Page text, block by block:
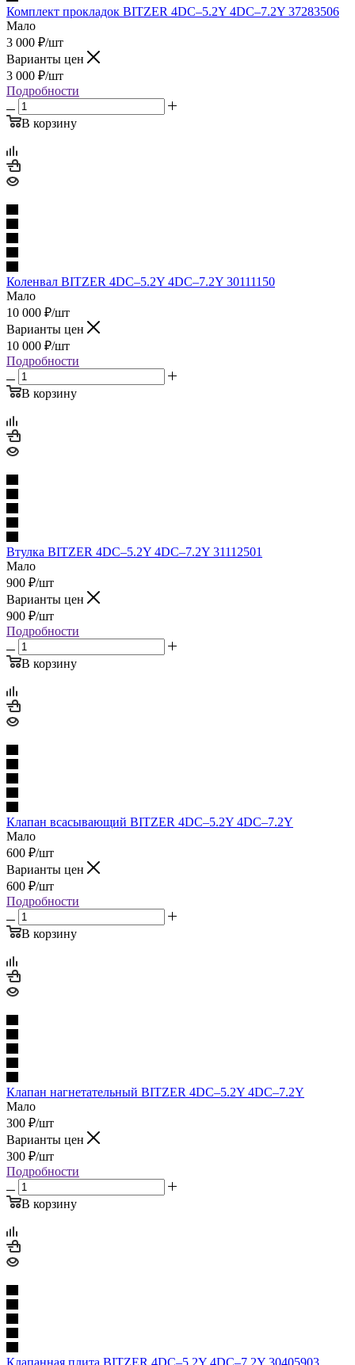
Комплект прокладок BITZER 4DC–5.2Y 4DC–7.2Y 37283506
Мало
3 000 ₽/шт
Варианты цен
3 000 ₽/шт
Подробности
В корзину
Коленвал BITZER 4DC–5.2Y 4DC–7.2Y 30111150
Мало
10 000 ₽/шт
Варианты цен
10 000 ₽/шт
Подробности
В корзину
Втулка BITZER 4DC–5.2Y 4DC–7.2Y 31112501
Мало
900 ₽/шт
Варианты цен
900 ₽/шт
Подробности
В корзину
Клапан всасывающий BITZER 4DC–5.2Y 4DC–7.2Y
Мало
600 ₽/шт
Варианты цен
600 ₽/шт
Подробности
В корзину
Клапан нагнетательный BITZER 4DC–5.2Y 4DC–7.2Y
Мало
300 ₽/шт
Варианты цен
300 ₽/шт
Подробности
В корзину
Клапанная плита BITZER 4DC–5.2Y 4DC–7.2Y 30405903